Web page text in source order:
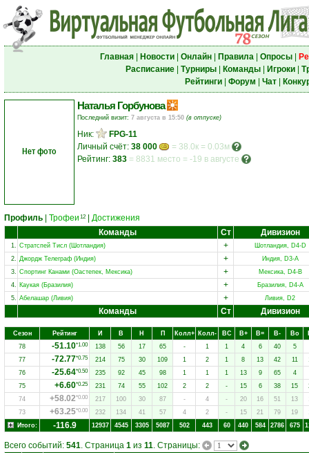
Главная| Новости| Онлайн| Правила| Опросы|
Расписание| Турниры| Команды| Игроки|
Рейтинги| Форум Чат|
Нет фото
Наталья Горбунова
Последний визит: 7 августа в 15:50 (в отпуске)
Ник:
FPG-11
Личный счёт: 38 000
= 38.0к = 0.03м
Рейтинг: 383 = 8831 место = -19 в августе
Профиль Трофеи 12
Достижения
Команды
Ст Дивизион
1. Стратспей Тисл (Шотландия) +
Шотландия, D4-D
2. Джордж Телеграф (Индия) +
Индия, D3-A
3. Спортинг Канами (Оастепек, Мексика) +
Мексика, D4-B
4. Каукая (Бразилия) +
Бразилия, D4-A
5. Абелашар (Ливия) + Ливия, D2
Команды Ст Дивизион
Сезон Рейтинг И В Н П Колл+ Колл- ВC В+ В= В- Вo
78
-51.10*1.00 138 56 17 65 - 1 1 4 6 40
5
77
-72.77*0.75 214 75 30 109 1 2 1 8 13 42 11
76
-25.64*0.50 235 92 45 98 1 1 1 13 9 65 4
75
+6.60*0.25 231 74 55 102 2 2 - 15 6 38 15
74
+58.02*0.00 217 100 30 87 - 4 - 20 16 51 13
73
+63.25*0.00 232 134 41 57 4 2 - 15 21 79 19
Итого:
-116.9 12937 4545 3305 5087 502 443 60 440 584 2786 675
Всего событий: 541. Страница 1 из 11. Страницы: